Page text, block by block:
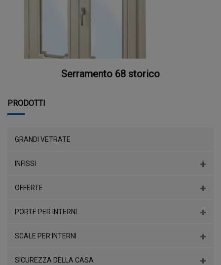
Serramento 68 storico
PRODOTTI
GRANDI VETRATE
INFISSI
OFFERTE
PORTE PER INTERNI
SCALE PER INTERNI
SICUREZZA DELLA CASA